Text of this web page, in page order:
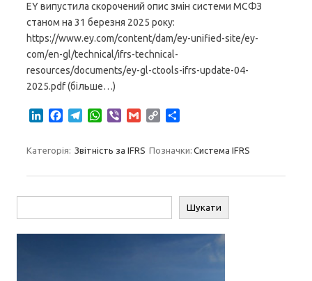
EY випустила скорочений опис змін системи МСФЗ
станом на 31 березня 2025 року:
https://www.ey.com/content/dam/ey-unified-site/ey-
com/en-gl/technical/ifrs-technical-
resources/documents/ey-gl-ctools-ifrs-update-04-
2025.pdf (більше…)
k
I
e
o
e
a
W
t
p
e
i
y
n
r
Категорія: Звітність за IFRS Позначки: Система IFRS
Шукати